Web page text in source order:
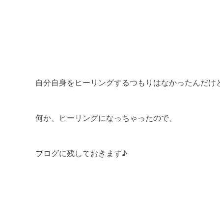
自分自身をヒーリングするつもりはなかったんだけ
何か、ヒーリングになっちゃったので、
ブログに残しておきます♪